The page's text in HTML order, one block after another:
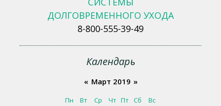
ДОЛГОВРЕМЕННОГО УХОДА
8-800-555-39-49
Календарь
« Март 2019 »
Пн Вт Ср Чт Пт Сб
Вс